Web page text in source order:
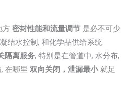
方密封性能和流量调节 是必不可少
结水控制, 和化学品供给系统.
隔离服务, 特别是在管道中, 水分布,
, 在哪里双向关闭，泄漏最小就足